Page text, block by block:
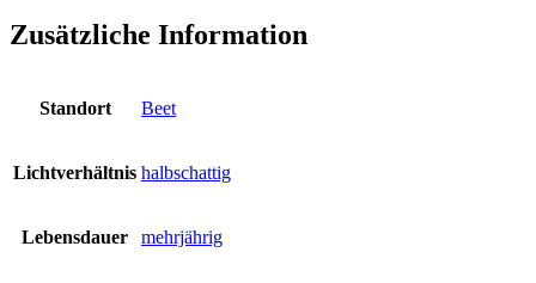
Zusätzliche Information
Standort Beet
Lichtverhältnis halbschattig
Lebensdauer mehrjährig